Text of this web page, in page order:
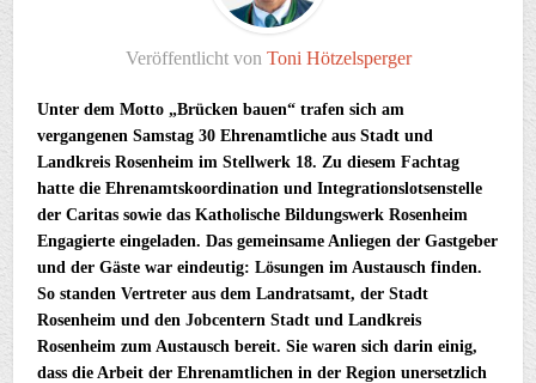
Veröffentlicht von Toni Hötzelsperger
Unter dem Motto „Brücken bauen“ trafen sich am
vergangenen Samstag 30 Ehrenamtliche aus Stadt und
Landkreis Rosenheim im Stellwerk 18. Zu diesem Fachtag
hatte die Ehrenamtskoordination und Integrationslotsenstelle
der Caritas sowie das Katholische Bildungswerk Rosenheim
Engagierte eingeladen. Das gemeinsame Anliegen der Gastgeber
und der Gäste war eindeutig: Lösungen im Austausch finden.
So standen Vertreter aus dem Landratsamt, der Stadt
Rosenheim und den Jobcentern Stadt und Landkreis
Rosenheim zum Austausch bereit. Sie waren sich darin einig,
dass die Arbeit der Ehrenamtlichen in der Region unersetzlich